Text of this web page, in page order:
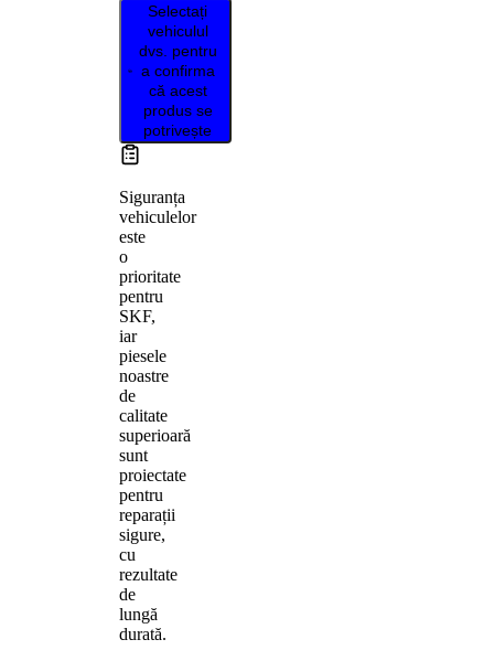
Selectați
vehiculul
dvs. pentru
a confirma
că acest
produs se
potrivește
Siguranța
vehiculelor
este
o
prioritate
pentru
SKF,
iar
piesele
noastre
de
calitate
superioară
sunt
proiectate
pentru
reparații
sigure,
cu
rezultate
de
lungă
durată.